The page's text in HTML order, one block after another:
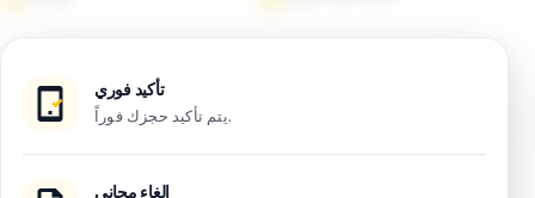
تأكيد فوري
يتم تأكيد حجزك فوراً.
إلغاء مجاني